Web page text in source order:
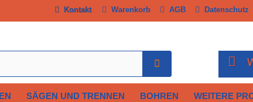
Datenschutz
AGB
Warenkorb
Kontakt
SÄGEN UND TRENNEN BOHREN WEITERE